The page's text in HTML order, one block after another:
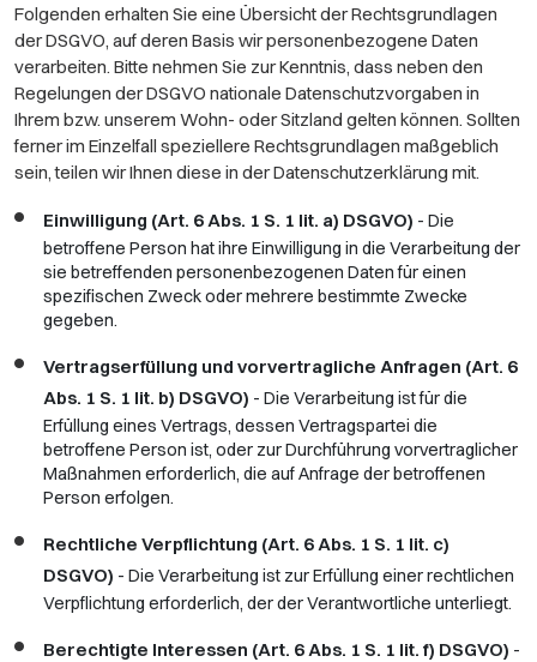
Folgenden erhalten Sie eine Übersicht der Rechtsgrundlagen
der DSGVO, auf deren Basis wir personenbezogene Daten
verarbeiten. Bitte nehmen Sie zur Kenntnis, dass neben den
Regelungen der DSGVO nationale Datenschutzvorgaben in
Ihrem bzw. unserem Wohn- oder Sitzland gelten können. Sollten
ferner im Einzelfall speziellere Rechtsgrundlagen maßgeblich
sein, teilen wir Ihnen diese in der Datenschutzerklärung mit.
Einwilligung (Art. 6 Abs. 1 S. 1 lit. a) DSGVO) - Die
betroffene Person hat ihre Einwilligung in die Verarbeitung der
sie betreffenden personenbezogenen Daten für einen
spezifischen Zweck oder mehrere bestimmte Zwecke
gegeben.
Vertragserfüllung und vorvertragliche Anfragen (Art. 6
Abs. 1 S. 1 lit. b) DSGVO) - Die Verarbeitung ist für die
Erfüllung eines Vertrags, dessen Vertragspartei die
betroffene Person ist, oder zur Durchführung vorvertraglicher
Maßnahmen erforderlich, die auf Anfrage der betroffenen
Person erfolgen.
Rechtliche Verpflichtung (Art. 6 Abs. 1 S. 1 lit. c)
DSGVO) - Die Verarbeitung ist zur Erfüllung einer rechtlichen
Verpflichtung erforderlich, der der Verantwortliche unterliegt.
Berechtigte Interessen (Art. 6 Abs. 1 S. 1 lit. f) DSGVO) -